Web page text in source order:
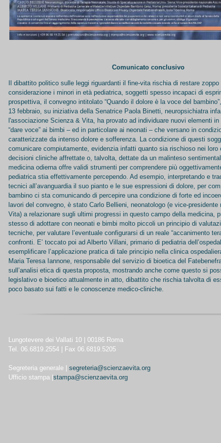
Comunicato conclusivo
Il dibattito politico sulle leggi riguardanti il fine-vita rischia di restare
considerazione i minori in età pediatrica, soggetti spesso incapaci di
prospettiva, il convegno intitolato “Quando il dolore è la voce del
13 febbraio, su iniziativa della Senatrice Paola Binetti, neuropsichiatra
l'associazione Scienza & Vita, ha provato ad individuare nuovi elementi
“dare voce” ai bimbi – ed in particolare ai neonati – che versano in
caratterizzate da intenso dolore e sofferenza. La condizione di questi
comunicare compiutamente, evidenzia infatti quanto sia rischioso nei loro
decisioni cliniche affrettate o, talvolta, dettate da un malinteso
medicina odierna offre validi strumenti per comprendere più
pediatrica stia effettivamente percependo. Ad esempio, interpretando e
tecnici all’avanguardia il suo pianto e le sue espressioni di dolore, per
bambino ci sta comunicando di percepire una condizione di forte ed
lavori del convegno, è stato Carlo Bellieni, neonatologo (e vice-
Vita) a relazionare sugli ultimi progressi in questo campo della medicina,
stesso di adottare con neonati e bimbi molto piccoli un principio di
tecniche, per valutare l’eventuale configurarsi di un reale “accanimento
confronti. E’ toccato poi ad Alberto Villani, primario di pediatria
esemplificare l’applicazione pratica di tale principio nella clinica
Maria Teresa Iannone, responsabile del servizio di bioetica del
sull’analisi etica di questa proposta, mostrando anche come questo si
legislativo e bioetico attualmente in atto, dibattito che rischia talvolta di
poco basato sui fatti e le conoscenze medico-cliniche.
Lungotevere dei Vallati 10 | 00186 Roma
Tel. 06.6819.2554 | Fax 06.6819.5205
Segreteria generale |
segreteria@scienzaevita.org
Ufficio stampa | stampa@scienzaevita.org